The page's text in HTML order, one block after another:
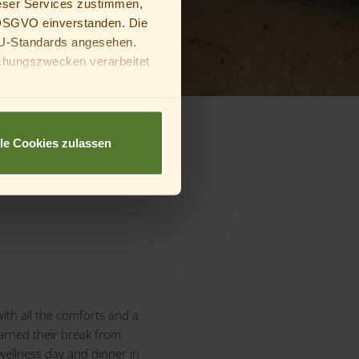
Services zustimmen,
einverstanden. Die
Standards angesehen.
verarbeitet
Cookies zulassen
all the comforts and a
their break from
day and dinner in